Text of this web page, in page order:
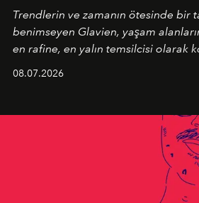
Trendlerin ve zamanın ötesinde bir
benimseyen Glavien, yaşam
en rafine, en yalın temsilcisi olarak
08.07.2026